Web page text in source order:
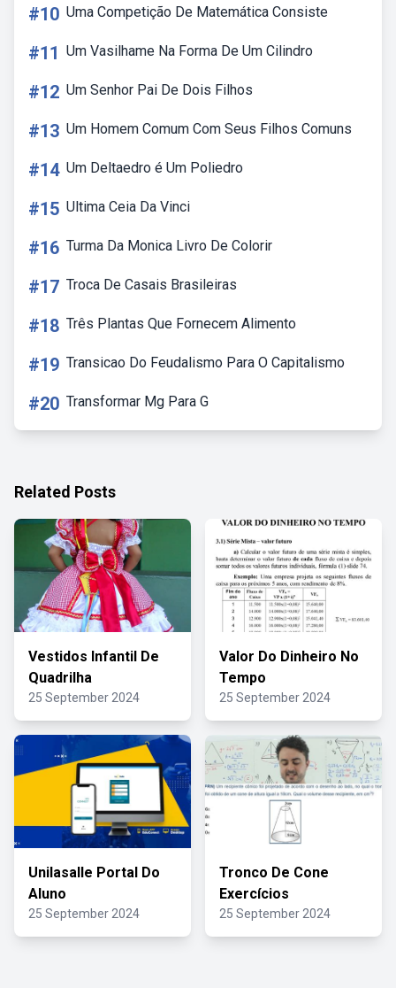
#10 Uma Competição De Matemática Consiste
#11 Um Vasilhame Na Forma De Um Cilindro
#12 Um Senhor Pai De Dois Filhos
#13 Um Homem Comum Com Seus Filhos Comuns
#14 Um Deltaedro é Um Poliedro
#15 Ultima Ceia Da Vinci
#16 Turma Da Monica Livro De Colorir
#17 Troca De Casais Brasileiras
#18 Três Plantas Que Fornecem Alimento
#19 Transicao Do Feudalismo Para O Capitalismo
#20 Transformar Mg Para G
Related Posts
Vestidos Infantil De
Quadrilha
25 September 2024
Valor Do Dinheiro No
Tempo
25 September 2024
Unilasalle Portal Do
Aluno
25 September 2024
Tronco De Cone
Exercícios
25 September 2024